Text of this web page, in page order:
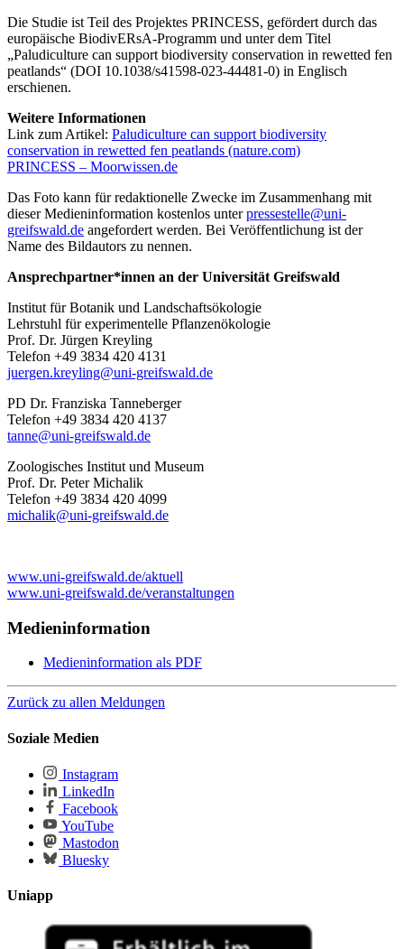
Die Studie ist Teil des Projektes PRINCESS, gefördert durch das
europäische BiodivERsA-Programm und unter dem Titel
„Paludiculture can support biodiversity conservation in rewetted fen
peatlands“ (DOI 10.1038/s41598-023-44481-0) in Englisch
erschienen.
Weitere Informationen
Link zum Artikel: Paludiculture can support biodiversity
conservation in rewetted fen peatlands (nature.com)
PRINCESS – Moorwissen.de
Das Foto kann für redaktionelle Zwecke im Zusammenhang mit
dieser Medieninformation kostenlos unterpressestelle@uni-
greifswald.de angefordert werden. Bei Veröffentlichung ist der
Name des Bildautors zu nennen.
Ansprechpartner*innen an der Universität Greifswald
Institut für Botanik und Landschaftsökologie
Lehrstuhl für experimentelle Pflanzenökologie
Prof. Dr. Jürgen Kreyling
Telefon +49 3834 420 4131
juergen.kreyling@uni-greifswald.de
PD Dr. Franziska Tanneberger
Telefon +49 3834 420 4137
tanne@uni-greifswald.de
Zoologisches Institut und Museum
Prof. Dr. Peter Michalik
Telefon +49 3834 420 4099
michalik@uni-greifswald.de
www.uni-greifswald.de/aktuell
www.uni-greifswald.de/veranstaltungen
Medieninformation
Medieninformation als PDF
Zurück zu allen Meldungen
Soziale Medien
Instagram
LinkedIn
Facebook
YouTube
Mastodon
Bluesky
Uniapp